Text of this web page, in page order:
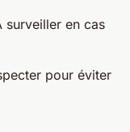
surveiller en cas
pour éviter